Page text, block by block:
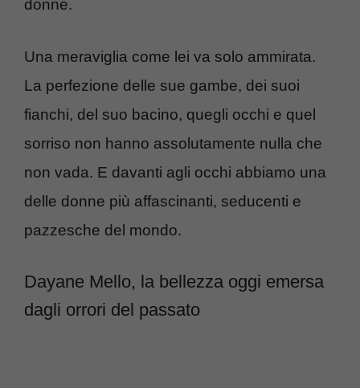
donne.
Una meraviglia come lei va solo ammirata.
La perfezione delle sue gambe, dei suoi
fianchi, del suo bacino, quegli occhi e quel
sorriso non hanno assolutamente nulla che
non vada. E davanti agli occhi abbiamo una
delle donne più affascinanti, seducenti e
pazzesche del mondo.
Dayane Mello, la bellezza oggi emersa
dagli orrori del passato